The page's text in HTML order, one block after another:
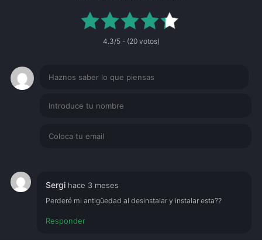
4.3/5 - (20 votos)
Sergi hace 3 meses
Perderé mi antigüedad al desinstalar y instalar esta??
Responder